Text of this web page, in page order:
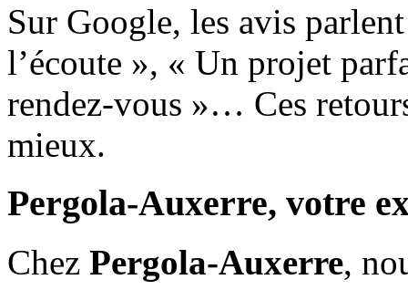
Sur Google, les avis
l’écoute », « Un projet
rendez-vous »… Ces
mieux.
Pergola-Auxerre, votre
Chez Pergola-Auxerre,